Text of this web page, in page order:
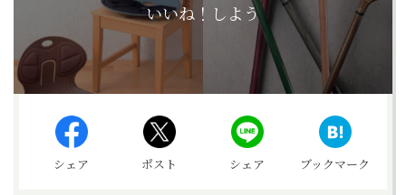
いいね！しよう
シェア ポスト シェア ブックマーク